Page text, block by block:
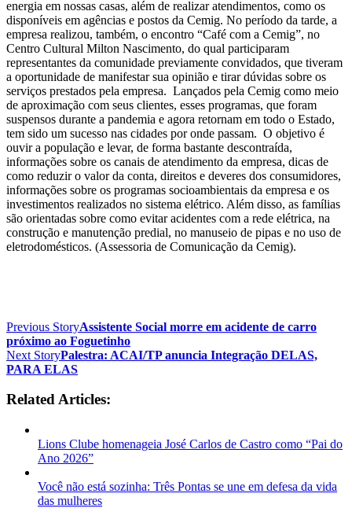
energia em nossas casas, além de realizar atendimentos, como os
disponíveis em agências e postos da Cemig. No período da tarde, a
empresa realizou, também, o encontro “Café com a Cemig”, no
Centro Cultural Milton Nascimento, do qual participaram
representantes da comunidade previamente convidados, que tiveram
a oportunidade de manifestar sua opinião e tirar dúvidas sobre os
serviços prestados pela empresa. Lançados pela Cemig como meio
de aproximação com seus clientes, esses programas, que foram
suspensos durante a pandemia e agora retornam em todo o Estado,
tem sido um sucesso nas cidades por onde passam. O objetivo é
ouvir a população e levar, de forma bastante descontraída,
informações sobre os canais de atendimento da empresa, dicas de
como reduzir o valor da conta, direitos e deveres dos consumidores,
informações sobre os programas socioambientais da empresa e os
investimentos realizados no sistema elétrico. Além disso, as famílias
são orientadas sobre como evitar acidentes com a rede elétrica, na
construção e manutenção predial, no manuseio de pipas e no uso de
eletrodomésticos. (Assessoria de Comunicação da Cemig).
Previous StoryAssistente Social morre em acidente de carro
próximo ao Foguetinho
Next StoryPalestra: ACAI/TP anuncia Integração DELAS,
PARA ELAS
Related Articles:
Lions Clube homenageia José Carlos de Castro como “Pai do
Ano 2026”
Você não está sozinha: Três Pontas se une em defesa da vida
das mulheres